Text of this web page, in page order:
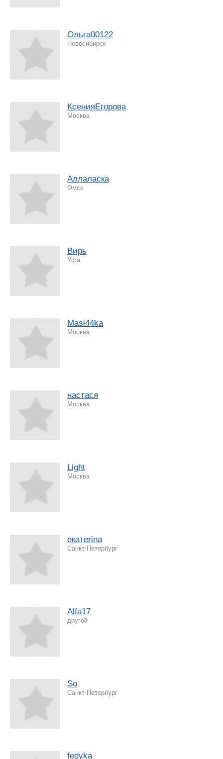
Ольга00122
Новосибирск
КсенияЕгорова
Москва
Аллаласка
Омск
Вирь
Уфа
Masi44ka
Москва
настася
Москва
Light
Москва
екатеrina
Санкт-Петербург
Alfa17
другой
So
Санкт-Петербург
fedyka